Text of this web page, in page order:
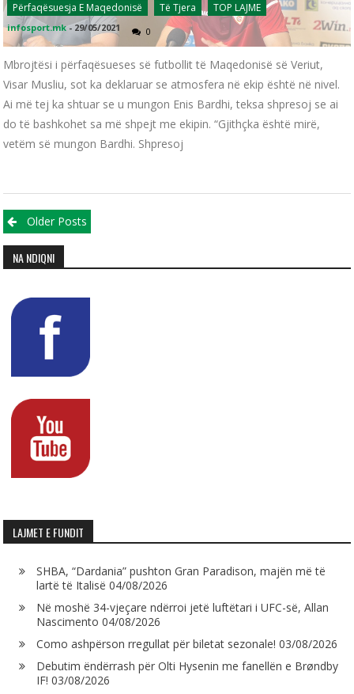
Përfaqësuesja E Maqedonisë
Të Tjera TOP LAJME
infosport.mk -29/05/2021 0
Mbrojtësi i përfaqësueses së futbollit të Maqedonisë së Veriut,
Visar Musliu, sot ka deklaruar se atmosfera në ekip është në nivel.
Ai më tej ka shtuar se u mungon Enis Bardhi, teksa shpresoj se ai
do të bashkohet sa më shpejt me ekipin. “Gjithçka është mirë,
vetëm së mungon Bardhi. Shpresoj
Posts navigation
Older Posts
NA NDIQNI
LAJMET E FUNDIT
SHBA, “Dardania” pushton Gran Paradison, majën më të
lartë të Italisë 04/08/2026
Në moshë 34-vjeçare ndërroi jetë luftëtari i UFC-së, Allan
Nascimento 04/08/2026
Como ashpërson rregullat për biletat sezonale! 03/08/2026
Debutim ëndërrash për Olti Hysenin me fanellën e Brøndby
IF! 03/08/2026